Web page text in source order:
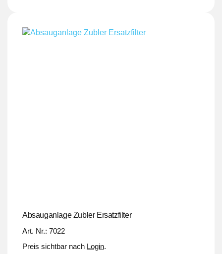
Absauganlage Zubler Ersatzfilter
Art. Nr.: 7022
Preis sichtbar nach Login.